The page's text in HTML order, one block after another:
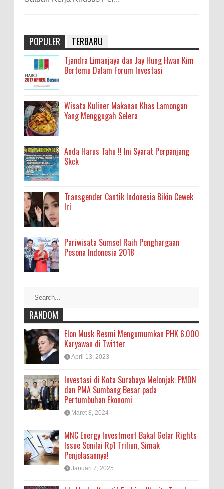
POPULER TERBARU
Tjandra Limanjaya dan Jay Hung Hwan Kim
Bertemu Dalam Forum Investasi
Wisata Kuliner Makanan Khas Lamongan
Yang Menggugah Selera
Anda Harus Tahu !! Ini Syarat Perpanjang
Skck
Transgender Cantik Indonesia Bikin Cewek
Iri
Pariwisata Sumsel Raih Penghargaan
Pesona Indonesia 2018
RANDOM
Elon Musk Resmi Mengumumkan PHK 6.000
Karyawan di Twitter
April 13, 2023
Investasi di Kota Surabaya Melonjak: PMDN
dan PMA Sumbang Besar pada
Pertumbuhan Ekonomi
Maret 8, 2024
MNC Energy Investment Bakal Gelar Rights
Issue Senilai Rp1 Triliun, Simak
Penjelasannya!
Januari 7, 2025